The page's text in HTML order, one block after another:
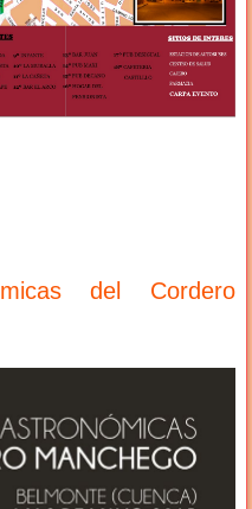
del Cordero